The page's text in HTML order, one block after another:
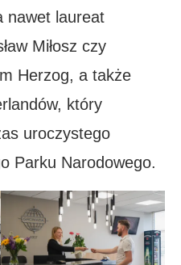
nawet laureat
Miłosz czy
Herzog, a także
który
uroczystego
Parku Narodowego.